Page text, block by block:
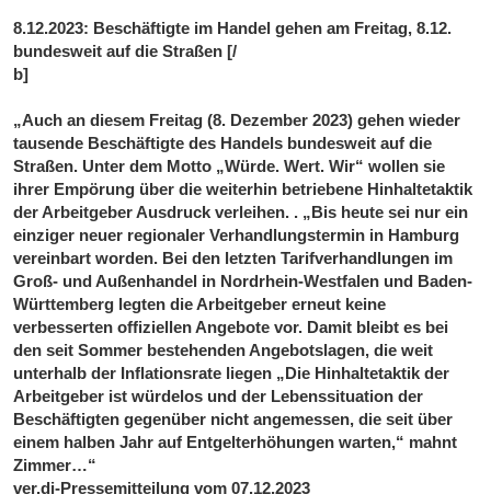
8.12.2023: Beschäftigte im Handel gehen am Freitag, 8.12.
bundesweit auf die Straßen [/
b]
„Auch an diesem Freitag (8. Dezember 2023) gehen wieder
tausende Beschäftigte des Handels bundesweit auf die
Straßen. Unter dem Motto „Würde. Wert. Wir“ wollen sie
ihrer Empörung über die weiterhin betriebene Hinhaltetaktik
der Arbeitgeber Ausdruck verleihen. . „Bis heute sei nur ein
einziger neuer regionaler Verhandlungstermin in Hamburg
vereinbart worden. Bei den letzten Tarifverhandlungen im
Groß- und Außenhandel in Nordrhein-Westfalen und Baden-
Württemberg legten die Arbeitgeber erneut keine
verbesserten offiziellen Angebote vor. Damit bleibt es bei
den seit Sommer bestehenden Angebotslagen, die weit
unterhalb der Inflationsrate liegen „Die Hinhaltetaktik der
Arbeitgeber ist würdelos und der Lebenssituation der
Beschäftigten gegenüber nicht angemessen, die seit über
einem halben Jahr auf Entgelterhöhungen warten,“ mahnt
Zimmer…“
ver.di-Pressemitteilung vom 07.12.2023